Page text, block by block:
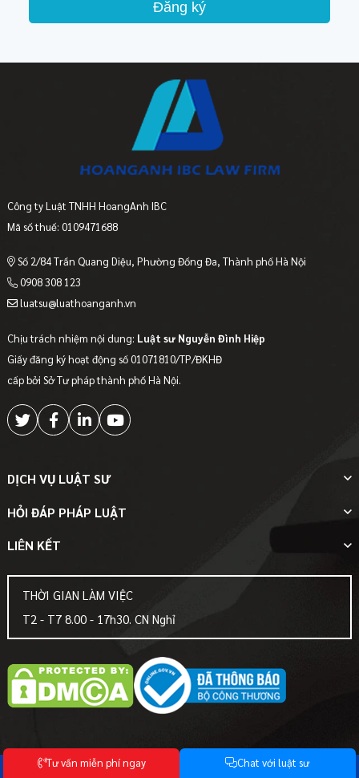
Đăng ký
Công ty Luật TNHH HoangAnh IBC
Mã số thuế: 0109471688
Số 2/84 Trần Quang Diệu, Phường Đống Đa, Thành phố Hà Nội
0908 308 123
luatsu@luathoanganh.vn
Chịu trách nhiệm nội dung: Luật sư Nguyễn Đình Hiệp
Giấy đăng ký hoạt động số 01071810/TP/ĐKHĐ
cấp bởi Sở Tư pháp thành phố Hà Nội.
DỊCH VỤ LUẬT SƯ
HỎI ĐÁP PHÁP LUẬT
LIÊN KẾT
THỜI GIAN LÀM VIỆC
T2 - T7 8.00 - 17h30. CN Nghỉ
© Bản quyền thuộc về -Luật Hoàng Anh- Mọi sự sao chép phải được sự chấp
Tưvấn miễn phíngay Chat với luật sư